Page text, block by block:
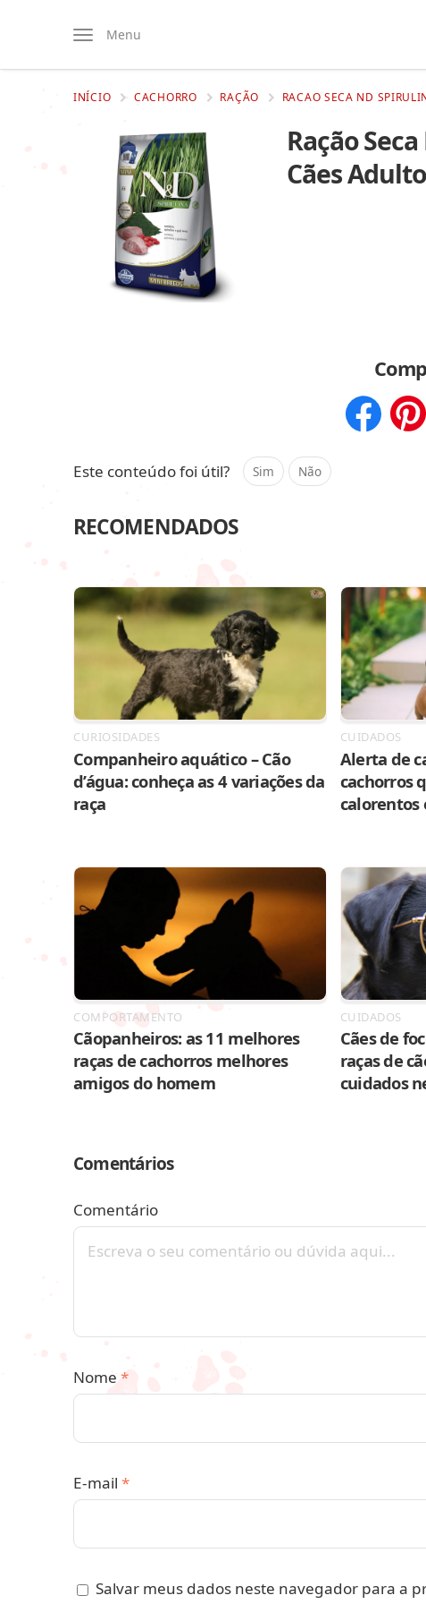
Menu
INÍCIO CACHORRO RAÇÃO RACAO SECA ND
Ração
Cães
Este conteúdo foi útil? Sim Não
RECOMENDADOS
CURIOSIDADES
Companheiro aquático – Cão
d’água: conheça as 4 variações da
raça
CUIDADOS
Alerta de
cachorros
calorentos
COMPORTAMENTO
Cãopanheiros: as 11 melhores
raças de cachorros melhores
amigos do homem
CUIDADOS
Cães de
raças de
cuidados
Comentários
Comentário
Nome *
E-mail *
Salvar meus dados neste navegador para a